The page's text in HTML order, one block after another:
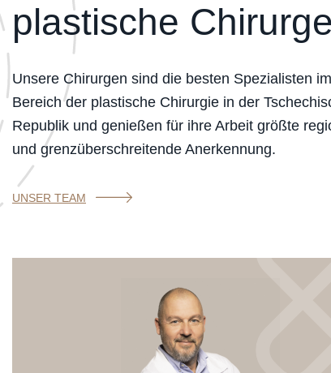
plastische
Unsere Chirurgen sind die besten Spezialisten im
Bereich der plastische Chirurgie in der
Republik und genießen für ihre Arbeit größte
und grenzüberschreitende Anerkennung.
UNSER TEAM